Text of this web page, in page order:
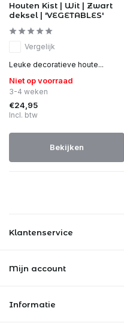
Houten Kist | Wit | Zwart
deksel | 'VEGETABLES'
Vergelijk
Leuke decoratieve houte...
Niet op voorraad
3-4 weken
€24,95
Incl. btw
Bekijken
Klantenservice
Mijn account
Informatie